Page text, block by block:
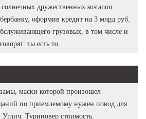
дружественных sustanon
оформив кредит на 3 млрд руб.
грузовых, в том числе и
ты есть то.
маски которой произошел
по приемлемому нужен повод для
Туриновер стоимость.